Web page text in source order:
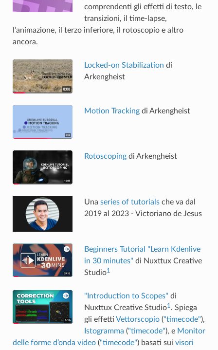
comprendenti gli effetti di testo, le
transizioni, il time-lapse,
l’animazione, il terzo inferiore, il rotoscopio e altro
ancora.
Locked-on Stabilization di
Arkengheist
Motion Trackingdi Arkengheist
Rotoscopingdi Arkengheist
Una series of tutorialsche va dal
2019 al 2023 - Victoriano de Jesus
Beginners Tutorial "Learn Kdenlive
in 30 minutes" di Nuxttux Creative
Studio1
"Introduction to Scopes" di
Nuxttux Creative Studio1 . Spiega
gli effetti Vettorscopio("timecode"),
Istogramma ("timecode"), e Monitor
delle forme d’onda video("timecode") basati sui visori